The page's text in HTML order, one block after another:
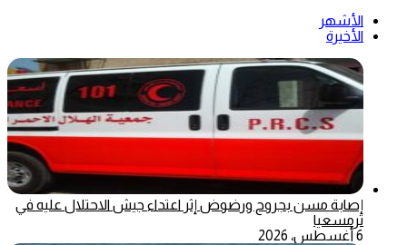
الأشهر
الأخيرة
إصابة مسن بجروح ورضوض إثر اعتداء جيش الاحتلال عليه في
ترمسعيا
6 أغسطس، 2026